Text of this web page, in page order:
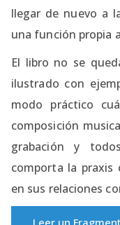
llegar de nuevo a
una función propia
El libro no se
ilustrado con
modo práctico
composición
grabación y
comporta la praxis
en sus relaciones